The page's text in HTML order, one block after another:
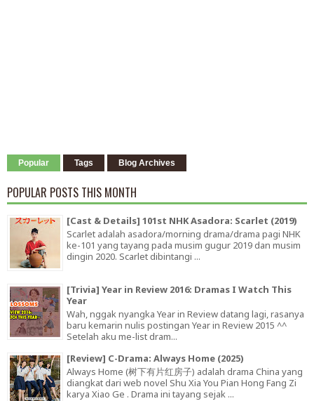
Popular Tags Blog Archives
POPULAR POSTS THIS MONTH
[Cast & Details] 101st NHK Asadora: Scarlet (2019)
Scarlet adalah asadora/morning drama/drama pagi NHK
ke-101 yang tayang pada musim gugur 2019 dan musim
dingin 2020. Scarlet dibintangi ...
[Trivia] Year in Review 2016: Dramas I Watch This
Year
Wah, nggak nyangka Year in Review datang lagi, rasanya
baru kemarin nulis postingan Year in Review 2015 ^^
Setelah aku me-list dram...
[Review] C-Drama: Always Home (2025)
Always Home (树下有片红房子) adalah drama China yang
diangkat dari web novel Shu Xia You Pian Hong Fang Zi
karya Xiao Ge . Drama ini tayang sejak ...